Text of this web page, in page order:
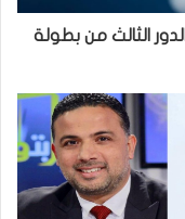
الثالث من بطولة